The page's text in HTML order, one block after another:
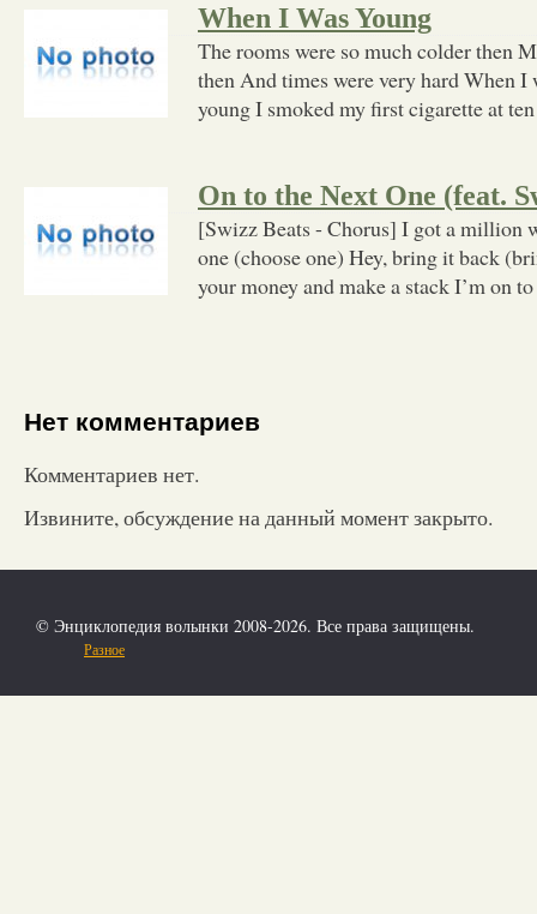
When I Was Young
The rooms were so much colder then
then And times were very hard When I
young I smoked my first cigarette at
On to the Next One (feat.
[Swizz Beats - Chorus] I got a million
one (choose one) Hey, bring it back
your money and make a stack I’m on
Нет комментариев
Комментариев нет.
Извините, обсуждение на данный момент закрыто.
© Энциклопедия волынки 2008-2026. Все права защищены.
Разное